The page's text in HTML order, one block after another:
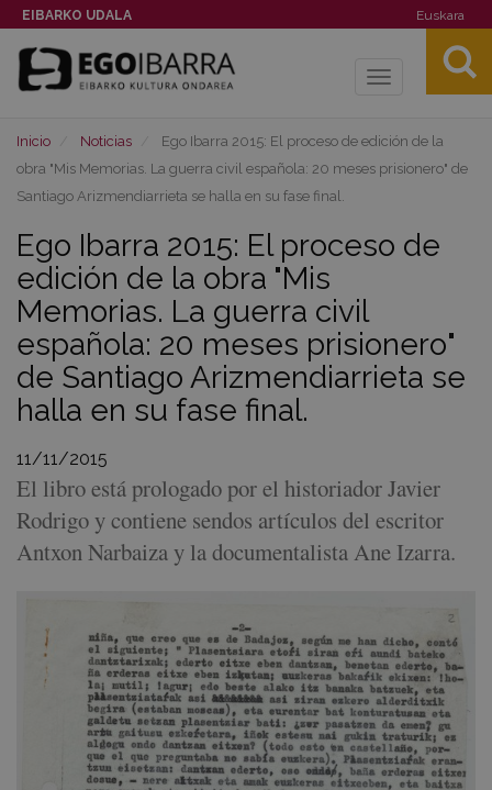
EIBARKO UDALA Euskara
Toggle
Inicio Noticias
Ego Ibarra 2015: El proceso de edición de la
obra "Mis Memorias. La guerra civil española: 20 meses prisionero" de
Santiago Arizmendiarrieta se halla en su fase final.
Ego Ibarra 2015: El proceso de
edición de la obra "Mis
Memorias. La guerra civil
española: 20 meses prisionero"
de Santiago Arizmendiarrieta se
halla en su fase final.
11/11/2015
El libro está prologado por el historiador Javier
Rodrigo y contiene sendos artículos del escritor
Antxon Narbaiza y la documentalista Ane Izarra.